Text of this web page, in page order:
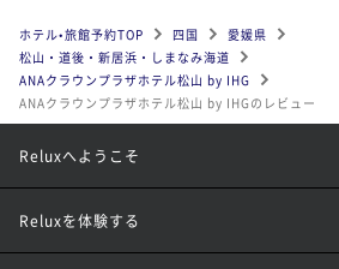
ホテル•旅館予約TOP 四国
愛媛県
松山・道後・新居浜・しまなみ海道
ANAクラウンプラザホテル松山 by IHG
ANAクラウンプラザホテル松山 by IHGのレビュー
Reluxへようこそ
Reluxを体験する